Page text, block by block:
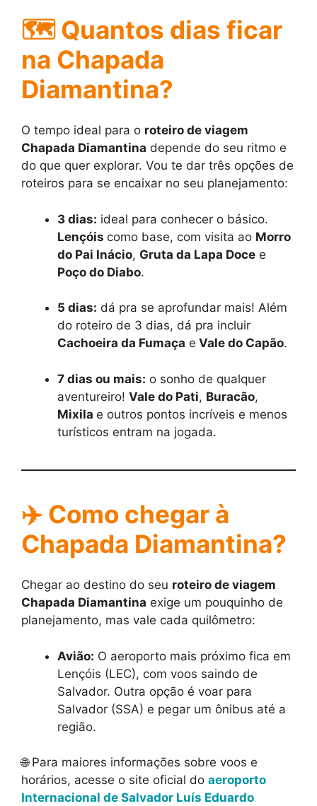
🗺️ Quantos dias ficar
na Chapada
Diamantina?
O tempo ideal para o roteiro de viagem
Chapada Diamantina depende do seu ritmo e
do que quer explorar. Vou te dar três opções de
roteiros para se encaixar no seu planejamento:
3 dias: ideal para conhecer o básico.
Lençóis como base, com visita ao Morro
do Pai Inácio, Gruta da Lapa Doce e
Poço do Diabo.
5 dias: dá pra se aprofundar mais! Além
do roteiro de 3 dias, dá pra incluir
Cachoeira da Fumaça e Vale do Capão.
7 dias ou mais: o sonho de qualquer
aventureiro! Vale do Pati, Buracão,
Mixila e outros pontos incríveis e menos
turísticos entram na jogada.
✈️ Como chegar à
Chapada Diamantina?
Chegar ao destino do seu roteiro de viagem
Chapada Diamantina exige um pouquinho de
planejamento, mas vale cada quilômetro:
Avião: O aeroporto mais próximo fica em
Lençóis (LEC), com voos saindo de
Salvador. Outra opção é voar para
Salvador (SSA) e pegar um ônibus até a
região.
🌐 Para maiores informações sobre voos e
horários, acesse o site oficial do aeroporto
Internacional de Salvador Luís Eduardo